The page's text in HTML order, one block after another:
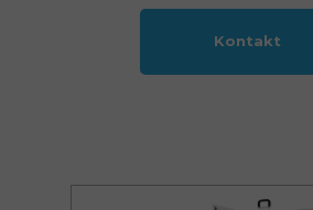
Kontakt